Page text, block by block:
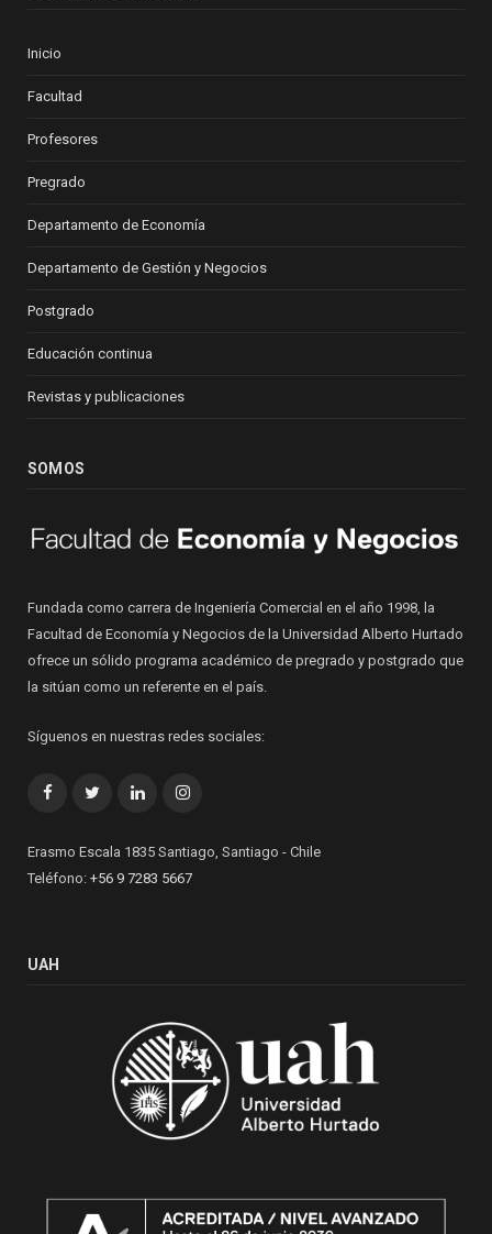
Inicio
Facultad
Profesores
Pregrado
Departamento de Economía
Departamento de Gestión y Negocios
Postgrado
Educación continua
Revistas y publicaciones
SOMOS
Fundada como carrera de Ingeniería Comercial en el año 1998, la
Facultad de Economía y Negocios de la Universidad Alberto Hurtado
ofrece un sólido programa académico de pregrado y postgrado que
la sitúan como un referente en el país.
Síguenos en nuestras redes sociales:
FacebookTwitterLinkedInInstagram
Erasmo Escala 1835 Santiago, Santiago - Chile
Teléfono: +56 9 7283 5667
UAH